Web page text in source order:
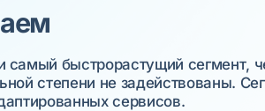
быстрорастущий сегмент,
степени не задействованы.
сервисов.